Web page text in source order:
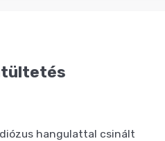
hangulattal csinált